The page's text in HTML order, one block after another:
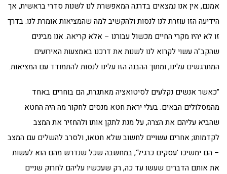
אמנם, אין אנו נמצאים בדרגה המאפשרת לנו לשנות סדרי בראשית, אך
הידיעה הזו עוזרת לנו לנסות ולהקשיב למה שהמציאות אומרת לנו. בדרך
זו לא יהיו מקרי החיים מכשול עבורנו – אלא קריאה. אנו מבינים
שהקב"ה עשוי לקרוא לנו לשנות את דרכנו באמצעות האירועים
המתרגשים עלינו, ומתוך ההבנה הזו עלינו לנסות להתמודד עם המציאות.
"כאשר אנשים נקלעים לסיטואציה מאתגרת, הם בוחרים באחד
מהמסלולים הבאים: בעלי יראת חטא מנסים לחקור מה היה החטא
שהביא עליהם את הצרה, על מנת לתקן אותו ולהחזיר את המצב
לקדמותו; אחרים עשויים לחשוב שלא חטאו, ולסרב להשלים עם המצב
– הם ימשיכו 'עסקים כרגיל', במחשבה שכל שנדרש מהם הוא לעשות
את אותם הדברים שעשו עד כה, רק שעכשיו עליהם לחרוק שניים